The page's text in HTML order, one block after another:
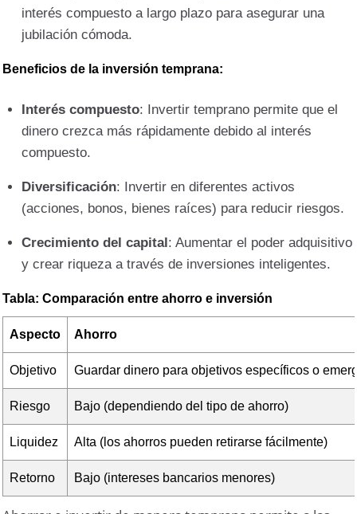
interés compuesto a largo plazo para asegurar una
jubilación cómoda.
Beneficios de la inversión temprana:
Interés compuesto: Invertir temprano permite que el
dinero crezca más rápidamente debido al interés
compuesto.
Diversificación: Invertir en diferentes activos
(acciones, bonos, bienes raíces) para reducir riesgos.
Crecimiento del capital: Aumentar el poder adquisitivo
y crear riqueza a través de inversiones inteligentes.
Tabla: Comparación entre ahorro e inversión
Aspecto Ahorro
Objetivo Guardar dinero para objetivos específicos o
Riesgo Bajo (dependiendo del tipo de ahorro)
Liquidez Alta (los ahorros pueden retirarse fácilmente)
Retorno Bajo (intereses bancarios menores)